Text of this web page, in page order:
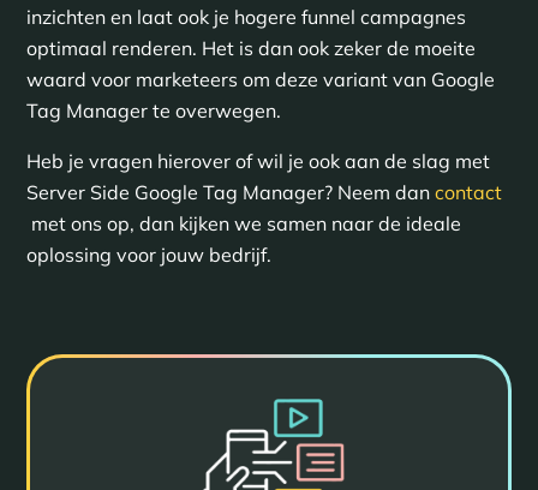
inzichten en laat ook je hogere funnel campagnes
optimaal renderen. Het is dan ook zeker de moeite
waard voor marketeers om deze variant van Google
Tag Manager te overwegen.
Heb je vragen hierover of wil je ook aan de slag met
Server Side Google Tag Manager? Neem dan contact
met ons op, dan kijken we samen naar de ideale
oplossing voor jouw bedrijf.